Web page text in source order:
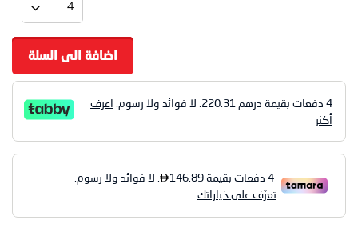
اضافة الى السلة
4 دفعات بقيمة درهم 220.31. لا فوائد ولا رسوم. اعرف
أكثر